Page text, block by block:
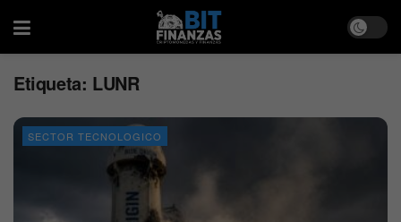
Etiqueta: LUNR
SECTOR TECNOLOGICO